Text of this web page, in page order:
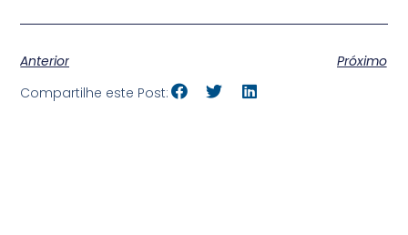
Anterior
Próximo
Compartilhe este Post: